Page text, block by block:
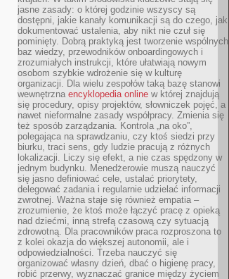
jasne zasady: o której godzinie wszyscy są
dostępni, jakie kanały komunikacji są do czego, jak
dokumentować ustalenia, aby nikt nie czuł się
pominięty. Dobrą praktyką jest tworzenie wspólnych
baz wiedzy, przewodników onboardingowych i
zrozumiałych instrukcji, które ułatwiają nowym
osobom szybkie wdrożenie się w kulturę
organizacji. Dla wielu zespołów taką bazę stanowi
wewnętrzna encyklopedia online w której znajdują
się procedury, opisy projektów, słowniczek pojęć, a
nawet nieformalne zasady współpracy. Zmienia się
też sposób zarządzania. Kontrola „na oko”,
polegająca na sprawdzaniu, czy ktoś siedzi przy
biurku, traci sens, gdy ludzie pracują z różnych
lokalizacji. Liczy się efekt, a nie czas spędzony w
jednym budynku. Menedżerowie muszą nauczyć
się jasno definiować cele, ustalać priorytety,
delegować zadania i regularnie udzielać informacji
zwrotnej. Ważna staje się również empatia –
zrozumienie, że ktoś może łączyć pracę z opieką
nad dziećmi, inną strefą czasową czy sytuacją
zdrowotną. Dla pracowników praca rozproszona to
z kolei okazja do większej autonomii, ale i
odpowiedzialności. Trzeba nauczyć się
organizować własny dzień, dbać o higienę pracy,
robić przerwy, wyznaczać granice między życiem